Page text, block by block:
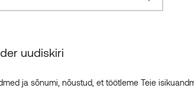
uudiskiri
ja sõnumi, nõustud, et töötleme Teie